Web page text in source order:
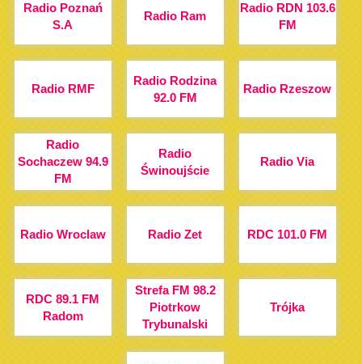
Radio Poznań
S.A
Radio Ram
Radio RDN 103.6
FM
Radio RMF
Radio Rodzina
92.0 FM
Radio Rzeszow
Radio
Sochaczew 94.9
FM
Radio
Świnoujście
Radio Via
Radio Wroclaw Radio Zet RDC 101.0 FM
RDC 89.1 FM
Radom
Strefa FM 98.2
Piotrkow
Trybunalski
Trójka